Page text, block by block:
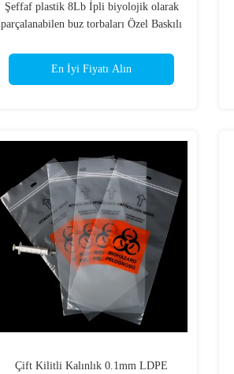
Şeffaf plastik 8Lb İpli biyolojik olarak
parçalanabilen buz torbaları Özel Baskılı
En İyi Fiyatı Alın
Çift Kilitli Kalınlık 0.1mm LDPE